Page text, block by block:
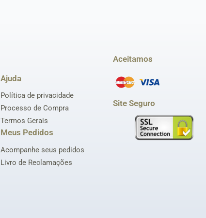
Ajuda
Política de privacidade
Processo de Compra
Termos Gerais
Meus Pedidos
Acompanhe seus pedidos
Livro de Reclamações
Aceitamos
Site Seguro